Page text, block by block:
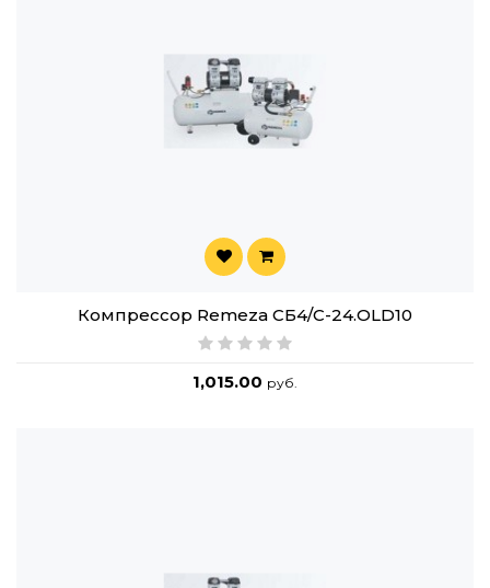
Компрессор Remeza СБ4/C-24.OLD10
1,015.00 руб.